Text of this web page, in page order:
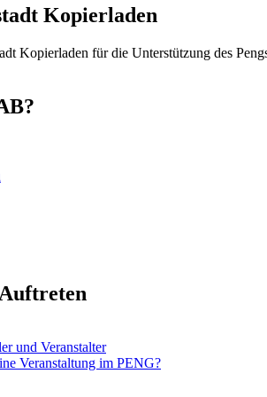
Kopierladen
Kopierladen für die Unterstützung des
und Veranstalter
Veranstaltung im PENG?